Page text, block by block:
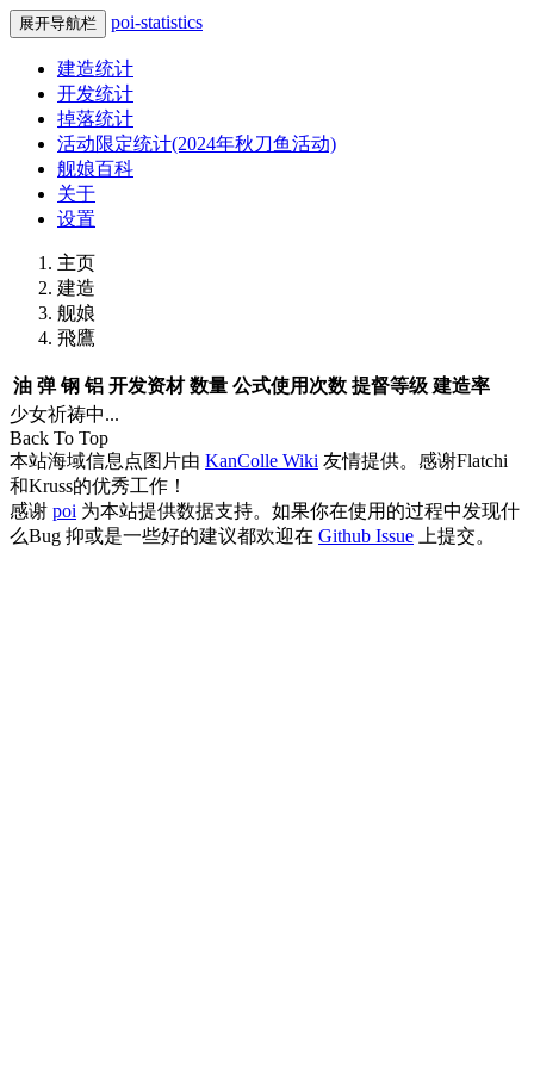
展开导航栏 poi-statistics
建造统计
开发统计
掉落统计
活动限定统计(2024年秋刀鱼活动)
舰娘百科
关于
设置
主页
建造
舰娘
飛鷹
油 弹 钢 铝 开发资材 数量 公式使用次数 提督等级 建造率
少女祈祷中...
Back To Top
本站海域信息点图片由 KanColle Wiki 友情提供。感谢Flatchi
和Kruss的优秀工作！
感谢 poi 为本站提供数据支持。如果你在使用的过程中发现什
么Bug 抑或是一些好的建议都欢迎在 Github Issue 上提交。